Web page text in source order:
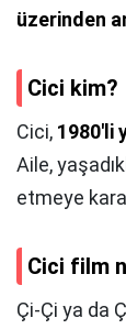
üzerinden
Cici kim?
Cici, 1980'li
Aile,
etmeye
Cici film
Çi-Çi ya da